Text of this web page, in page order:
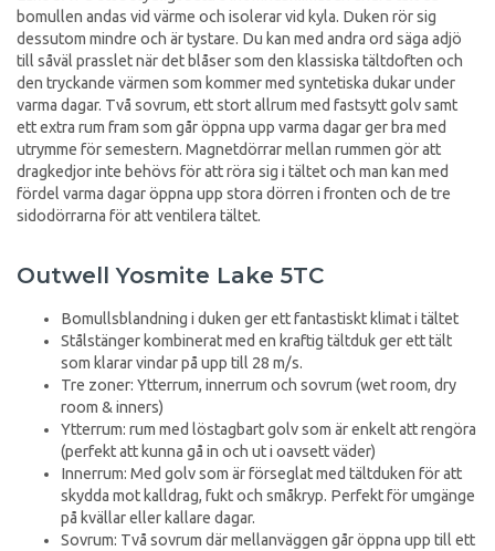
bomullen andas vid värme och isolerar vid kyla. Duken rör sig
dessutom mindre och är tystare. Du kan med andra ord säga adjö
till såväl prasslet när det blåser som den klassiska tältdoften och
den tryckande värmen som kommer med syntetiska dukar under
varma dagar. Två sovrum, ett stort allrum med fastsytt golv samt
ett extra rum fram som går öppna upp varma dagar ger bra med
utrymme för semestern. Magnetdörrar mellan rummen gör att
dragkedjor inte behövs för att röra sig i tältet och man kan med
fördel varma dagar öppna upp stora dörren i fronten och de tre
sidodörrarna för att ventilera tältet.
Outwell Yosmite Lake 5TC
Bomullsblandning i duken ger ett fantastiskt klimat i tältet
Stålstänger kombinerat med en kraftig tältduk ger ett tält
som klarar vindar på upp till 28 m/s.
Tre zoner: Ytterrum, innerrum och sovrum (wet room, dry
room & inners)
Ytterrum: rum med löstagbart golv som är enkelt att rengöra
(perfekt att kunna gå in och ut i oavsett väder)
Innerrum: Med golv som är förseglat med tältduken för att
skydda mot kalldrag, fukt och småkryp. Perfekt för umgänge
på kvällar eller kallare dagar.
Sovrum: Två sovrum där mellanväggen går öppna upp till ett